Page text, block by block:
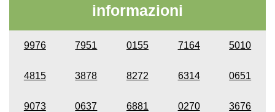
informazioni
9976 7951 0155 7164 5010
4815 3878 8272 6314 0651
9073 0637 6881 0270 3676